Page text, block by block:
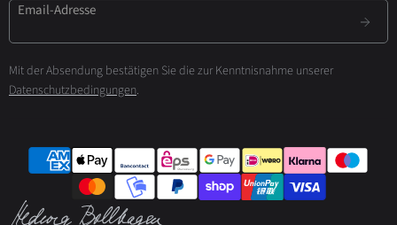
Email-Adresse
Mit der Absendung bestätigen Sie die zur Kenntnisnahme unserer
Datenschutzbedingungen.